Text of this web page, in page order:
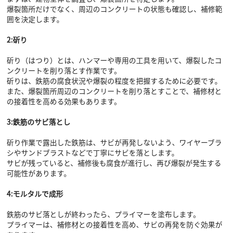
爆裂箇所だけでなく、周辺のコンクリートの状態も確認し、補修範
囲を決定します。
2:斫り
斫り（はつり）とは、ハンマーや専用の工具を用いて、爆裂したコ
ンクリートを削り落とす作業です。
斫りは、鉄筋の腐食状況や爆裂の程度を把握するために必要です。
また、爆裂箇所周辺のコンクリートを削り落とすことで、補修材と
の接着性を高める効果もあります。
3:鉄筋のサビ落とし
斫り作業で露出した鉄筋は、サビが再発しないよう、ワイヤーブラ
シやサンドブラストなどで丁寧にサビを落とします。
サビが残っていると、補修後も腐食が進行し、再び爆裂が発生する
可能性があります。
4:モルタルで成形
鉄筋のサビ落としが終わったら、プライマーを塗布します。
プライマーは、補修材との接着性を高め、サビの再発を防ぐ効果が